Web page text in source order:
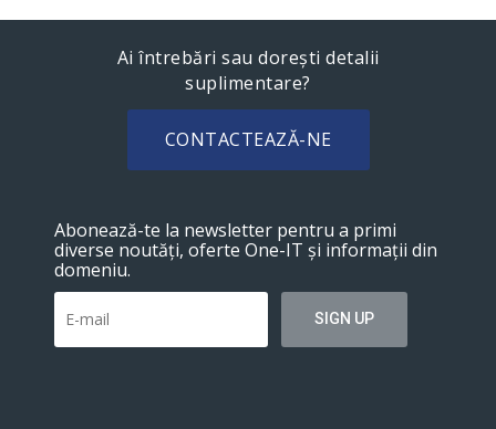
Ai întrebări sau dorești detalii
suplimentare?
CONTACTEAZĂ-NE
Abonează-te la newsletter pentru a primi
diverse noutăți, oferte One-IT și informații din
domeniu.